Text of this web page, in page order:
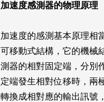
加速度感測器的物理原理
加速度的感測基本原理相
可移動式結構，它的機械
測器的相對固定端，分別
定端發生相對位移時，兩
轉換成相對應的輸出訊號